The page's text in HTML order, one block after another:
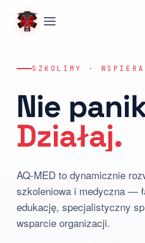
SZKOLIMY ·
Nie
Działaj.
AQ-MED to dynamicznie
szkoleniowa i medyczna —
edukację, specjalistyczny
wsparcie organizacji.